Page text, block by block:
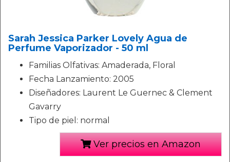
Sarah Jessica Parker Lovely Agua de
Perfume Vaporizador - 50 ml
Familias Olfativas: Amaderada, Floral
Fecha Lanzamiento: 2005
Diseñadores: Laurent Le Guernec & Clement
Gavarry
Tipo de piel: normal
Ver precios en Amazon